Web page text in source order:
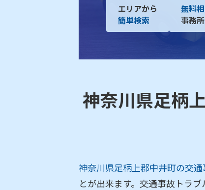
エリアから
簡単検索
無料
事務
神奈川県足柄
神奈川県足柄上郡中井町の交
とが出来ます。交通事故トラ